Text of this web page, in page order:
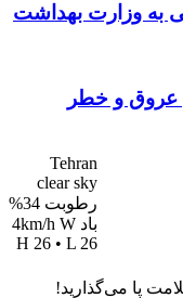
عروق و خطر
Tehran
clear sky
رطوبت 34%
باد 4km/h W
H 26 • L 26
پا می‌گذارید!